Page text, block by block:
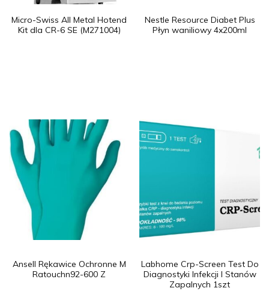
Micro-Swiss All Metal Hotend
Kit dla CR-6 SE (M271004)
Nestle Resource Diabet Plus
Płyn waniliowy 4x200ml
Ansell Rękawice Ochronne M
Ratouchn92-600 Z
Labhome Crp-Screen Test Do
Diagnostyki Infekcji I Stanów
Zapalnych 1szt